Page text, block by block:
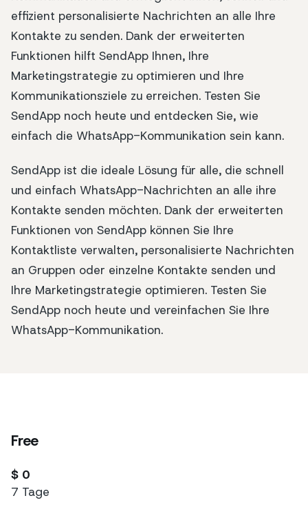
effizient personalisierte Nachrichten an alle Ihre
Kontakte zu senden. Dank der erweiterten
Funktionen hilft SendApp Ihnen, Ihre
Marketingstrategie zu optimieren und Ihre
Kommunikationsziele zu erreichen. Testen Sie
SendApp noch heute und entdecken Sie, wie
einfach die WhatsApp-Kommunikation sein kann.
SendApp ist die ideale Lösung für alle, die schnell
und einfach WhatsApp-Nachrichten an alle ihre
Kontakte senden möchten. Dank der erweiterten
Funktionen von SendApp können Sie Ihre
Kontaktliste verwalten, personalisierte Nachrichten
an Gruppen oder einzelne Kontakte senden und
Ihre Marketingstrategie optimieren. Testen Sie
SendApp noch heute und vereinfachen Sie Ihre
WhatsApp-Kommunikation.
Free
$ 0
7 Tage